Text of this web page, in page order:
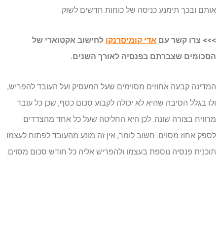
אותם ובכך תימנע כניסה של כוחות חדשים לשוק.
>>> צרו קשר עם אדי קומיסרנקו לחישוב אקטוארי של
הסכומים שצברתם בפנסיה לאורך השנים.
המדינה קבעה אחוזים מסוימים שעל המעסיק ועל העובד להפריש,
ולו בגלל הסיבה שהיא לא יכולה לקבוע סכום כסף, שכן כל עובד
מרוויח בצורה שונה. לכן היא החליטה שעל כל אחד מהצדדים
לספק אחוז מסוים. חשוב לומר, אין זה מונע מהעובד לפתוח לעצמו
תוכנית פנסיה נוספת בעצמו ולהפריש אליה כל חודש סכום מסוים.